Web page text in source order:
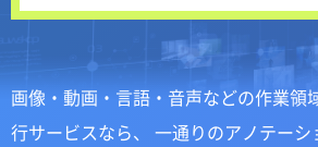
画像・動画・言語・音声などの作業領
行サービスなら、 一通りのアノテー